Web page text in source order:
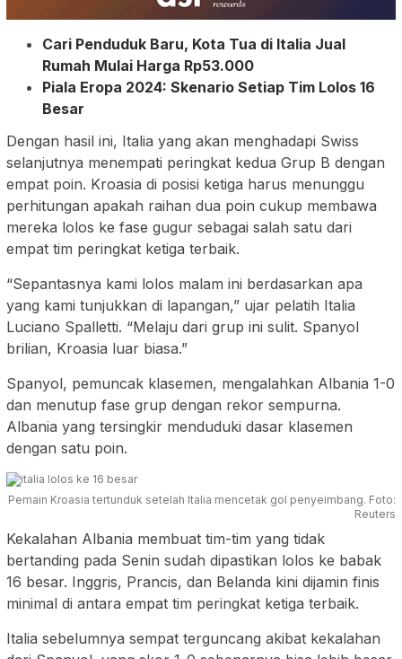
Cari Penduduk Baru, Kota Tua di Italia Jual
Rumah Mulai Harga Rp53.000
Piala Eropa 2024: Skenario Setiap Tim Lolos 16
Besar
Dengan hasil ini, Italia yang akan menghadapi Swiss
selanjutnya menempati peringkat kedua Grup B dengan
empat poin. Kroasia di posisi ketiga harus menunggu
perhitungan apakah raihan dua poin cukup membawa
mereka lolos ke fase gugur sebagai salah satu dari
empat tim peringkat ketiga terbaik.
“Sepantasnya kami lolos malam ini berdasarkan apa
yang kami tunjukkan di lapangan,” ujar pelatih Italia
Luciano Spalletti. “Melaju dari grup ini sulit. Spanyol
brilian, Kroasia luar biasa.”
Spanyol, pemuncak klasemen, mengalahkan Albania 1-0
dan menutup fase grup dengan rekor sempurna.
Albania yang tersingkir menduduki dasar klasemen
dengan satu poin.
Pemain Kroasia tertunduk setelah Italia mencetak gol penyeimbang. Foto:
Reuters
Kekalahan Albania membuat tim-tim yang tidak
bertanding pada Senin sudah dipastikan lolos ke babak
16 besar. Inggris, Prancis, dan Belanda kini dijamin finis
minimal di antara empat tim peringkat ketiga terbaik.
Italia sebelumnya sempat terguncang akibat kekalahan